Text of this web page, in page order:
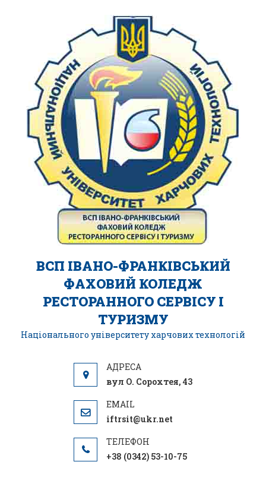
ВСП ІВАНО-ФРАНКІВСЬКИЙ
ФАХОВИЙ КОЛЕДЖ
РЕСТОРАННОГО СЕРВІСУ І
ТУРИЗМУ
Національного університету харчових технологій
вул О. Сорохтея, 43
iftrsit@ukr.net
+38 (0342) 53-10-75